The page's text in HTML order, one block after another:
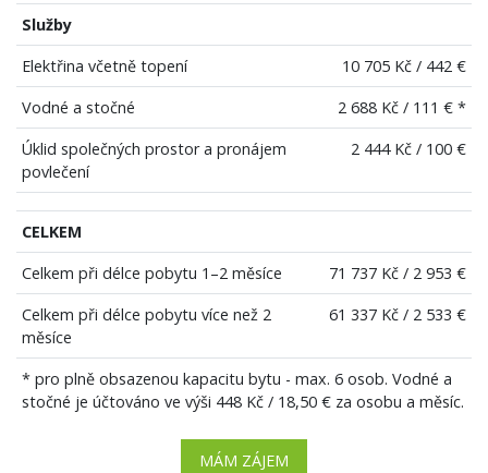
Služby
Elektřina včetně topení
10 705 Kč / 442 €
Vodné a stočné
2 688 Kč / 111 € *
Úklid společných prostor a pronájem
povlečení
2 444 Kč / 100 €
CELKEM
Celkem při délce pobytu 1–2 měsíce
71 737 Kč / 2 953 €
Celkem při délce pobytu více než 2
měsíce
61 337 Kč / 2 533 €
* pro plně obsazenou kapacitu bytu - max. 6 osob. Vodné a
stočné je účtováno ve výši 448 Kč / 18,50 € za osobu a měsíc.
MÁM ZÁJEM